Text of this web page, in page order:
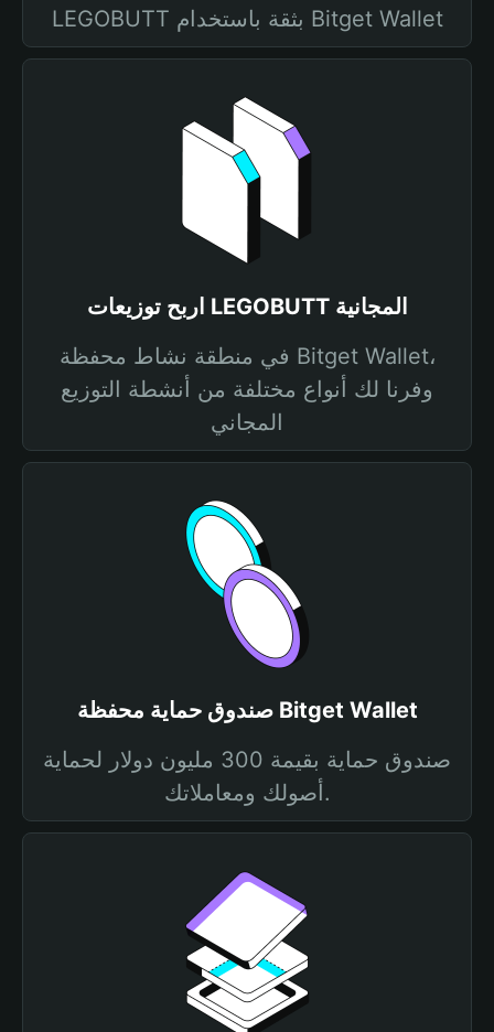
LEGOBUTT بثقة باستخدام Bitget Wallet
اربح توزيعات LEGOBUTT المجانية
في منطقة نشاط محفظة Bitget Wallet،
وفرنا لك أنواع مختلفة من أنشطة التوزيع
المجاني
صندوق حماية محفظة Bitget Wallet
صندوق حماية بقيمة 300 مليون دولار لحماية
أصولك ومعاملاتك.